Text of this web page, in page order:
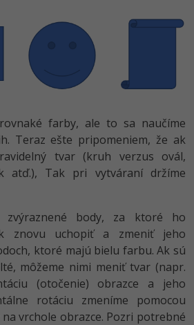
farby, ale to sa naučíme
Teraz ešte pripomeniem, že ak
tvar (kruh verzus ovál,
atď.), Tak pri vytváraní držíme
body, za ktoré ho
znovu uchopiť a zmeniť jeho
ktoré majú bielu farbu. Ak sú
môžeme nimi meniť tvar (napr.
(otočenie) obrazce a jeho
rotáciu zmeníme pomocou
vrchole obrazce. Pozri potrebné